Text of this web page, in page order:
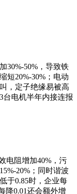
30%-50%，导致铁
短20%-30%；电动
，定子绝缘易被高
台电机半年内接连报
电阻增加40%，污
20%；同时谐波
于0.85时，企业每
降0.01还会额外增